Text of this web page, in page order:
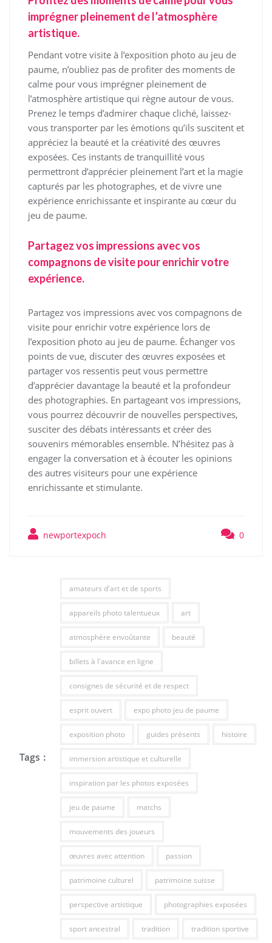
imprégner pleinement de l’atmosphère
artistique.
Pendant votre visite à l’exposition photo au jeu de
paume, n’oubliez pas de profiter des moments de
calme pour vous imprégner pleinement de
l’atmosphère artistique qui règne autour de vous.
Prenez le temps d’admirer chaque cliché, laissez-
vous transporter par les émotions qu’ils suscitent et
appréciez la beauté et la créativité des œuvres
exposées. Ces instants de tranquillité vous
permettront d’apprécier pleinement l’art et la magie
capturés par les photographes, et de vivre une
expérience enrichissante et inspirante au cœur du
jeu de paume.
Partagez vos impressions avec vos
compagnons de visite pour enrichir votre
expérience.
Partagez vos impressions avec vos compagnons de
visite pour enrichir votre expérience lors de
l’exposition photo au jeu de paume. Échanger vos
points de vue, discuter des œuvres exposées et
partager vos ressentis peut vous permettre
d’apprécier davantage la beauté et la profondeur
des photographies. En partageant vos impressions,
vous pourrez découvrir de nouvelles perspectives,
susciter des débats intéressants et créer des
souvenirs mémorables ensemble. N’hésitez pas à
engager la conversation et à écouter les opinions
des autres visiteurs pour une expérience
enrichissante et stimulante.
newportexpoch 0
Tags :
amateurs d'art et de sports
appareils photo talentueux art
atmosphère envoûtante beauté
billets à l'avance en ligne
consignes de sécurité et de respect
esprit ouvert expo photo jeu de paume
exposition photo guides présents histoire
immersion artistique et culturelle
inspiration par les photos exposées
jeu de paume matchs
mouvements des joueurs
œuvres avec attention passion
patrimoine culturel patrimoine suisse
perspective artistique photographies exposées
sport ancestral tradition tradition sportive